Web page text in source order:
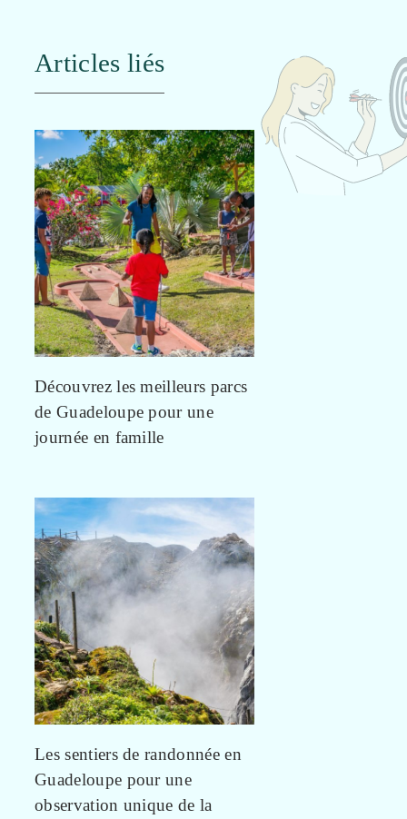
Articles liés
Découvrez les meilleurs parcs
de Guadeloupe pour une
journée en famille
Les sentiers de randonnée en
Guadeloupe pour une
observation unique de la